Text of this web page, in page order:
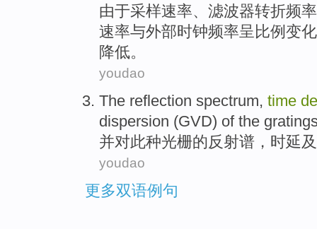
由于采样速率、 滤波器转折频率
速率与外部时钟频率呈比例变
降低。
youdao
The reflection spectrum, time
dispersion (GVD) ofthe
并对此种光栅的 反射谱 ， 时延及
youdao
更多双语例句